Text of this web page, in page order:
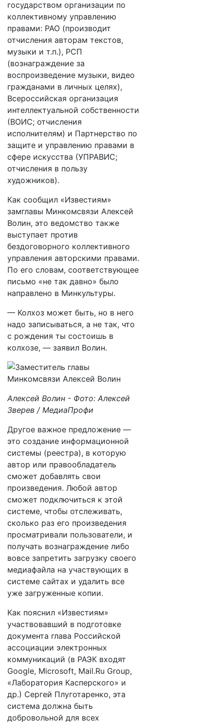
государством организации по
коллективному управлению
правами: РАО (производит
отчисления авторам текстов,
музыки и т.п.), РСП
(вознаграждение за
воспроизведение музыки, видео
гражданами в личных целях),
Всероссийская организация
интеллектуальной собственности
(ВОИС; отчисления
исполнителям) и Партнерство по
защите и управлению правами в
сфере искусства (УПРАВИС;
отчисления в пользу
художников).
Как сообщил «Известиям»
замглавы Минкомсвязи Алексей
Волин, это ведомство также
выступает против
бездоговорного коллективного
управления авторскими правами.
По его словам, соответствующее
письмо «не так давно» было
направлено в Минкультуры.
— Колхоз может быть, но в него
надо записываться, а не так, что
с рождения ты состоишь в
колхозе, — заявил Волин.
Алексей Волин - Фото: Алексей
Зверев / МедиаПрофи
Другое важное предложение —
это создание информационной
системы (реестра), в которую
автор или правообладатель
сможет добавлять свои
произведения. Любой автор
сможет подключиться к этой
системе, чтобы отслеживать,
сколько раз его произведения
просматривали пользователи, и
получать вознаграждение либо
вовсе запретить загрузку своего
медиафайла на участвующих в
системе сайтах и удалить все
уже загруженные копии.
Как пояснил «Известиям»
участвовавший в подготовке
документа глава Российской
ассоциации электронных
коммуникаций (в РАЭК входят
Google, Microsoft, Mail.Ru Group,
«Лаборатория Касперского» и
др.) Сергей Плуготаренко, эта
система должна быть
добровольной для всех